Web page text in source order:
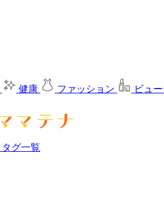
健康 ファッション ビュ
タグ一覧